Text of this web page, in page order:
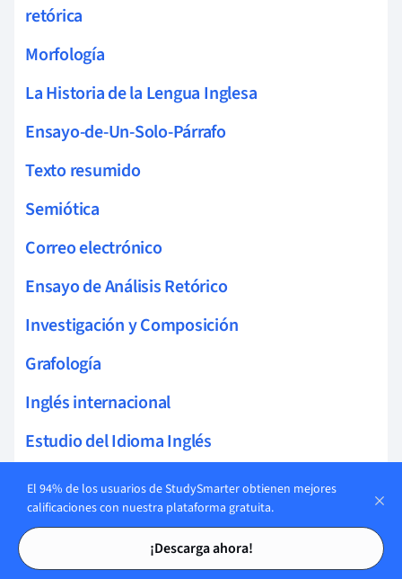
Tarjetas de estudio
Tarjetas de estudio
retórica
Morfología
La Historia de la Lengua Inglesa
Ensayo-de-Un-Solo-Párrafo
Texto resumido
Semiótica
Correo electrónico
Ensayo de Análisis Retórico
Investigación y Composición
Grafología
Inglés internacional
Estudio del Idioma Inglés
Sintaxis
Inglés global
Términos lingüísticos
El 94% de los usuarios de StudySmarter obtienen mejores
calificaciones con nuestra plataforma gratuita.
¡Descarga ahora!